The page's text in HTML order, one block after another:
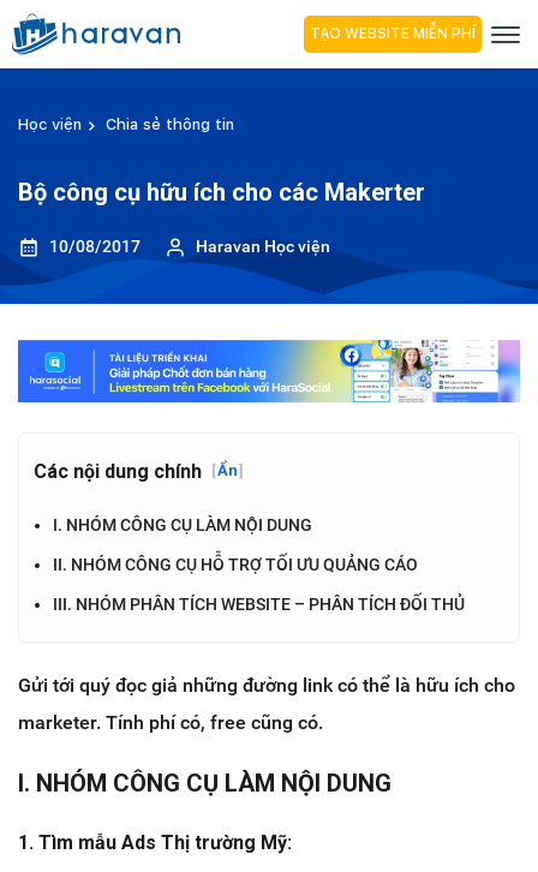
TẠO WEBSITE MIỄN PHÍ
Học viện Chia sẻ thông tin
Bộ công cụ hữu ích cho các Makerter
10/08/2017 Haravan Học viện
Các nội dung chính [Ẩn]
I. NHÓM CÔNG CỤ LÀM NỘI DUNG
II. NHÓM CÔNG CỤ HỖ TRỢ TỐI ƯU QUẢNG CÁO
III. NHÓM PHÂN TÍCH WEBSITE – PHÂN TÍCH ĐỐI THỦ
Gửi tới quý đọc giả những đường link có thể là hữu ích cho
marketer. Tính phí có, free cũng có.
I. NHÓM CÔNG CỤ LÀM NỘI DUNG
1. Tìm mẫu Ads Thị trường Mỹ: